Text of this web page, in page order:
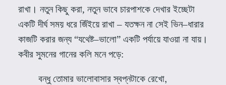
রাখা। নতুন কিছু করা, নতুন ভাবে চারপাশকে দেখার ইচ্ছেটা
একটি দীর্ঘ সময় ধরে জিঁইয়ে রাখা – যতক্ষন না সেই ভিন–ধারার
কাজটি করার জন্য “যথেষ্ট–ভালো” একটি পর্যায়ে যাওয়া না যায়।
কবীর সুমনের গানের কলি মনে পড়ে:
বন্ধু তোমার ভালোবাসার স্বপ্নটাকে রেখো,